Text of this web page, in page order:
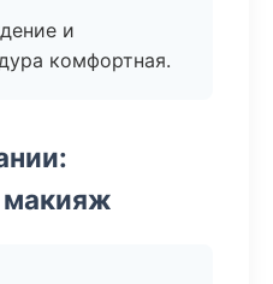
и
комфортная.
макияж